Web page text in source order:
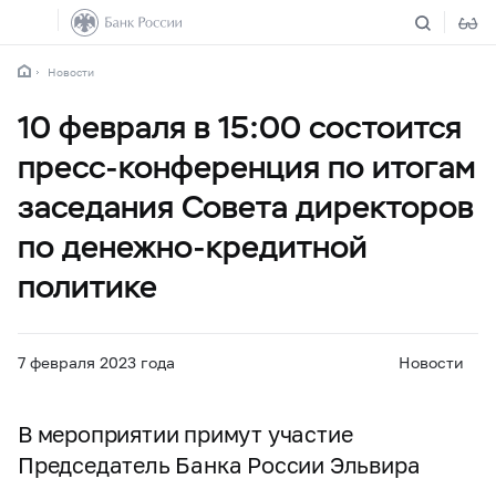
Новости
10 февраля в 15:00 состоится
пресс-конференция по итогам
заседания Совета директоров
по денежно-кредитной
политике
7 февраля 2023 года Новости
В мероприятии примут участие
Председатель Банка России Эльвира